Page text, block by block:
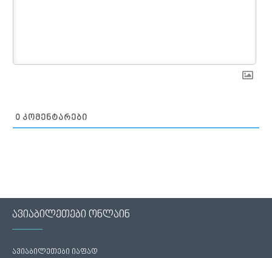
0 ᲙᲝᲛᲔᲜᲢᲐᲠᲔᲑᲘ
ავიაბილეთები ონლაინ
ავიაბილეთები იაფად